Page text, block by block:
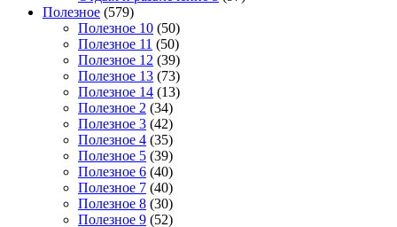
Полезное (579)
Полезное 10 (50)
Полезное 11 (50)
Полезное 12 (39)
Полезное 13 (73)
Полезное 14 (13)
Полезное 2 (34)
Полезное 3 (42)
Полезное 4 (35)
Полезное 5 (39)
Полезное 6 (40)
Полезное 7 (40)
Полезное 8 (30)
Полезное 9 (52)